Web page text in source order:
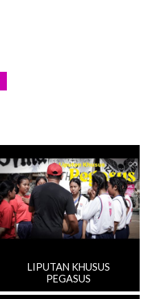
LIPUTAN KHUSUS
PEGASUS